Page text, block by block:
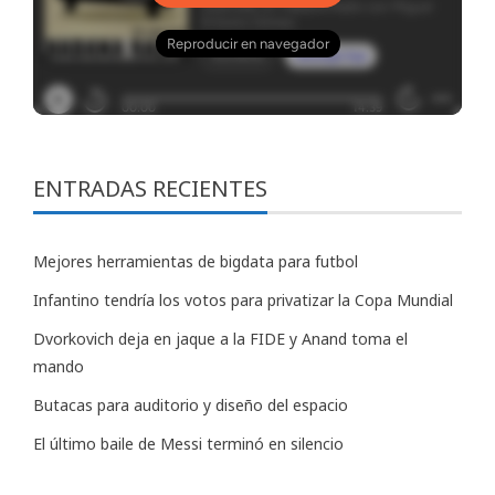
ENTRADAS RECIENTES
Mejores herramientas de bigdata para futbol
Infantino tendría los votos para privatizar la Copa Mundial
Dvorkovich deja en jaque a la FIDE y Anand toma el
mando
Butacas para auditorio y diseño del espacio
El último baile de Messi terminó en silencio